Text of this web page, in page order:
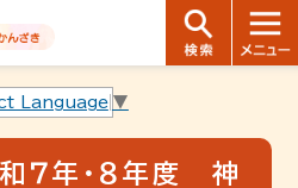
。
こまでです。
Language ▼
和７年・８年度 神